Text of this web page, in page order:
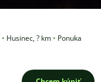
• Husinec,? km • Ponuka